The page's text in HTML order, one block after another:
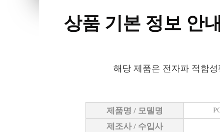
상품 기본 정보 안
해당 제품은 전자파 적합
제품명 / 모델명
제조사 / 수입사